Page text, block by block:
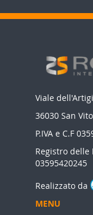
Viale
36030 San
P.IVA e C.F
Registro delle
03595420245
Realizzato da
MENU